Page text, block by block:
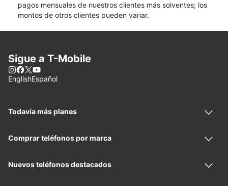
pagos mensuales de nuestros clientes más solventes; los
montos de otros clientes pueden variar.